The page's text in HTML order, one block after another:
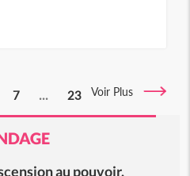
7 ... 23 Voir Plus
au pouvoir,